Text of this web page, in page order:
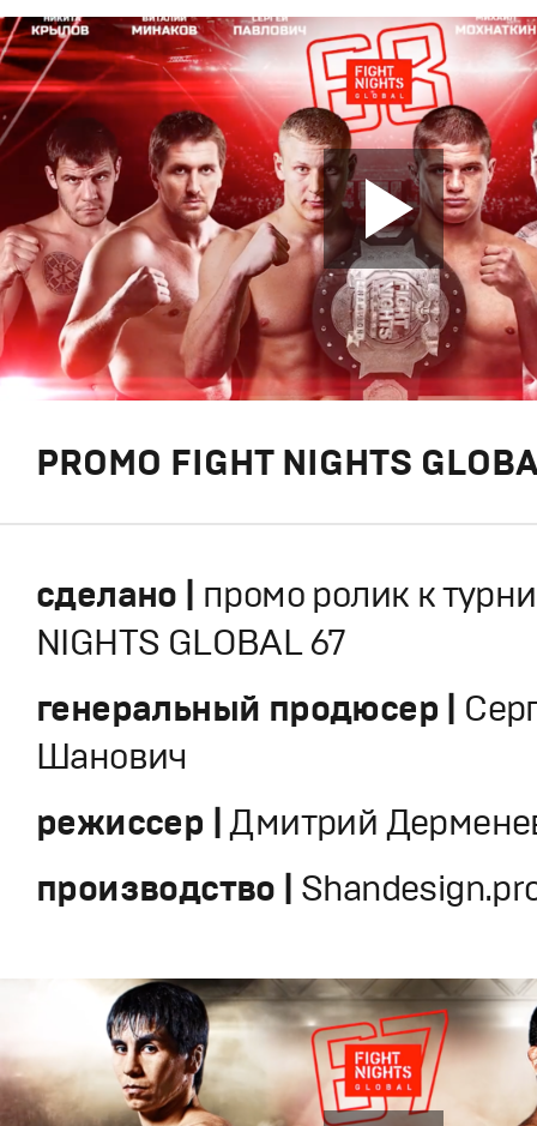
PROMO FIGHT NIGHTS
сделано | промо ролик к
NIGHTS GLOBAL 67
генеральный продюсер |
Шанович
режиссер |Дмитрий
производство |